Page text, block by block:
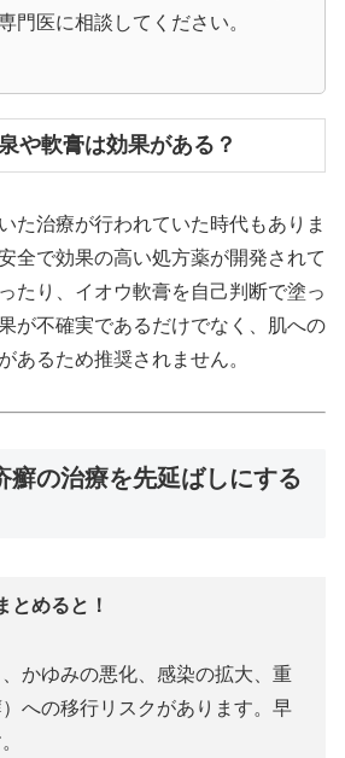
門医に相談してください。
や軟膏は効果がある？
た治療が行われていた時代もありま
全で効果の高い処方薬が開発されて
たり、イオウ軟膏を自己判断で塗っ
が不確実であるだけでなく、肌への
あるため推奨されません。
癬の治療を先延ばしにする
とめると！
かゆみの悪化、感染の拡大、重
への移行リスクがあります。早